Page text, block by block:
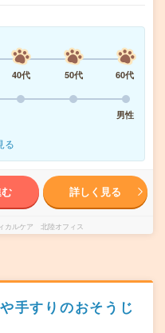
40代 50代
60代
男性
る
詳しく見る
カルケア 北陸オフィス
手すりのおそうじ